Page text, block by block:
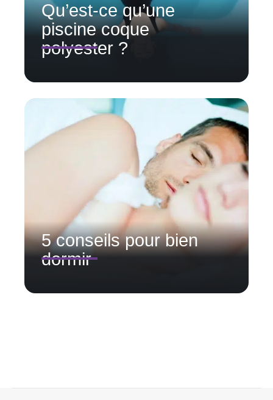
Qu’est-ce qu’une
piscine coque
polyester ?
5 conseils pour bien
dormir